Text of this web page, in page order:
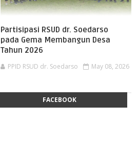
Partisipasi RSUD dr. Soedarso
pada Gema Membangun Desa
Tahun 2026
PPID RSUD dr. Soedarso May 08, 2026
FACEBOOK